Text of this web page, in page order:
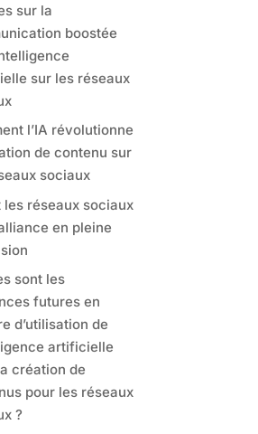
sur la
boostée
sur les réseaux
l’IA révolutionne
de contenu sur
sociaux
les réseaux sociaux
en pleine
sont les
futures en
d’utilisation de
artificielle
création de
pour les réseaux
?